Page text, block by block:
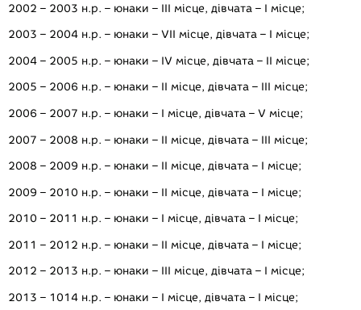
2002 – 2003 н.р. – юнаки – ІIІ місце, дівчата – І місце;
2003 – 2004 н.р. – юнаки – VIІ місце, дівчата – І місце;
2004 – 2005 н.р. – юнаки – ІV місце, дівчата – IІ місце;
2005 – 2006 н.р. – юнаки – ІІ місце, дівчата – IIІ місце;
2006 – 2007 н.р. – юнаки – І місце, дівчата – V місце;
2007 – 2008 н.р. – юнаки – ІІ місце, дівчата – IIІ місце;
2008 – 2009 н.р. – юнаки – ІІ місце, дівчата – І місце;
2009 – 2010 н.р. – юнаки – ІІ місце, дівчата – І місце;
2010 – 2011 н.р. – юнаки – І місце, дівчата – І місце;
2011 – 2012 н.р. – юнаки – ІІ місце, дівчата – І місце;
2012 – 2013 н.р. – юнаки – ІІІ місце, дівчата – І місце;
2013 – 1014 н.р. – юнаки – І місце, дівчата – І місце;